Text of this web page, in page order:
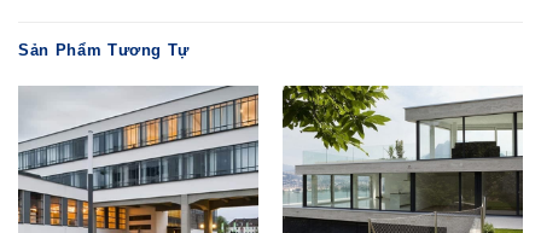
Sản Phẩm Tương Tự